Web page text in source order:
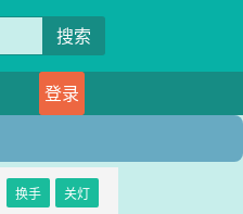
搜索
登录
换手 关灯